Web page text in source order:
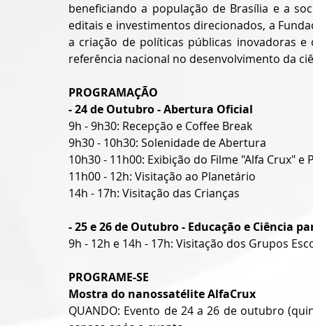
beneficiando a população de Brasília e a
editais e investimentos direcionados, a
a criação de políticas públicas inovadoras
referência nacional no desenvolvimento da
PROGRAMAÇÃO
- 24 de Outubro - Abertura Oficial
9h - 9h30: Recepção e Coffee Break
9h30 - 10h30: Solenidade de Abertura
10h30 - 11h00: Exibição do Filme "Alfa Crux"
11h00 - 12h: Visitação ao Planetário
14h - 17h: Visitação das Crianças
- 25 e 26 de Outubro - Educação e Ciência
9h - 12h e 14h - 17h: Visitação dos Grupos
PROGRAME-SE
Mostra do nanossatélite AlfaCrux
QUANDO: Evento de 24 a 26 de outubro